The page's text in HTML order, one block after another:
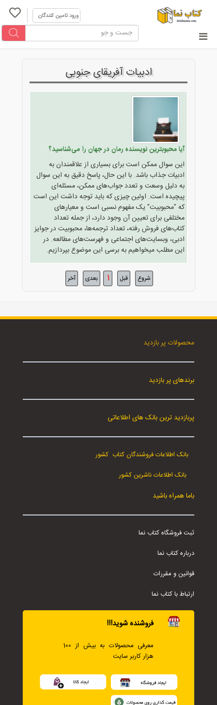
ورود تامین کنندگان
ادبیات آفریقای جنوبی
آیا محبوبترین نویسنده رمان در جهان را می‌شناسید؟
این سوال ممکن است برای بسیاری از علاقمندان به
ادبیات جذاب باشد. با این حال، پاسخ دقیق به این سوال
به دلیل وسعت و تعدد جواب‌های ممکن، مسئله‌ای
پیچیده است. اولین چیزی که باید توجه داشت این است
که "محبوبیت" یک مفهوم نسبی است و معیارهای
مختلفی برای تعیین آن وجود دارد، از جمله تعداد
کتاب‌های فروش رفته، تعداد ترجمه‌ها، محبوبیت در جوایز
ادبی، وبسایت‌های اجتماعی و فهرست‌های مطالعه. در
این مطلب میخواهیم به برسی این موضوع بپردازیم.
شروع قبل 1 بعدی آخر
محصولات پر بازدید
برندهای پر بازدید
پربازدید ترین بانک های اطلاعاتی
بانک اطلاعات فروشندگان کتاب کشور
بانک اطلاعات ناشرین کشور
باما همراه باشید
ثبت فروشگاه کتاب نما
درباره کتاب نما
قوانین و مقررات
ارتباط با کتاب نما
فروشنده شوید!!!
معرفی محصولات به بیش از 100
هزار کاربر سایت